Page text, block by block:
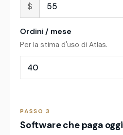
$
Ordini / mese
Per la stima d'uso di Atlas.
PASSO 3
Software che paga oggi